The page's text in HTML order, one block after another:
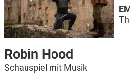
Robin Hood
Schauspiel mit Musik